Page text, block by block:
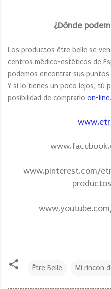
¿Dónde
Los productos être belle se
centros médico-estéticos de
podemos encontrar sus puntos
Y si lo tienes un poco lejos, tú
posibilidad de comprarlo on-line.
www.pinterest.com/
Être Belle Mi rincon